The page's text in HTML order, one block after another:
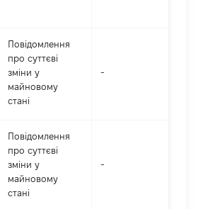
Повідомлення
про суттєві
зміни y
майновому
стані
-
Повідомлення
про суттєві
зміни y
майновому
стані
-